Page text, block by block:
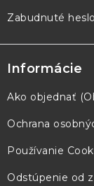
Zabudnuté heslo
Informácie
Ako objednať
Ochrana
Používanie
Odstúpenie od